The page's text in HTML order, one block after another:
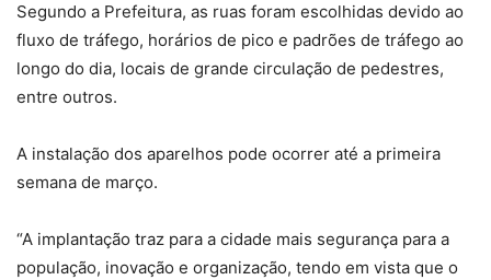
Segundo a Prefeitura, as ruas foram escolhidas devido ao
fluxo de tráfego, horários de pico e padrões de tráfego ao
longo do dia, locais de grande circulação de pedestres,
entre outros.
A instalação dos aparelhos pode ocorrer até a primeira
semana de março.
“A implantação traz para a cidade mais segurança para a
população, inovação e organização, tendo em vista que o